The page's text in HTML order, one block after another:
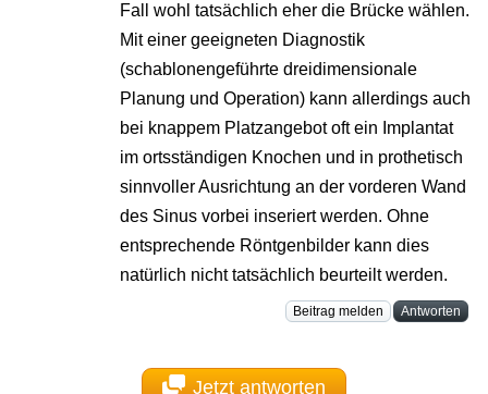
Fall wohl tatsächlich eher die Brücke wählen.
Mit einer geeigneten Diagnostik
(schablonengeführte dreidimensionale
Planung und Operation) kann allerdings auch
bei knappem Platzangebot oft ein Implantat
im ortsständigen Knochen und in prothetisch
sinnvoller Ausrichtung an der vorderen Wand
des Sinus vorbei inseriert werden. Ohne
entsprechende Röntgenbilder kann dies
natürlich nicht tatsächlich beurteilt werden.
Beitrag melden Antworten
Jetzt antworten